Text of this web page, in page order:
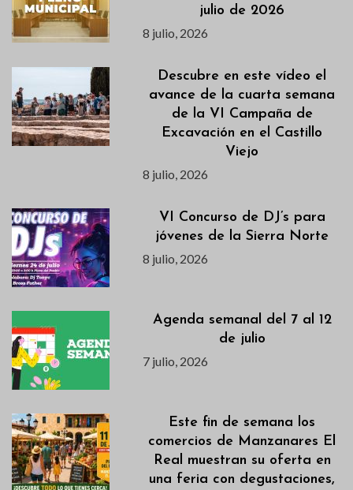
julio de 2026
8 julio, 2026
Descubre en este vídeo el
avance de la cuarta semana
de la VI Campaña de
Excavación en el Castillo
Viejo
8 julio, 2026
VI Concurso de DJ’s para
jóvenes de la Sierra Norte
8 julio, 2026
Agenda semanal del 7 al 12
de julio
7 julio, 2026
Este fin de semana los
comercios de Manzanares El
Real muestran su oferta en
una feria con degustaciones,